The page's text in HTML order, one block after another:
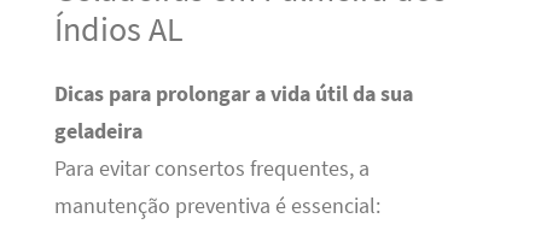
Índios AL
Dicas para prolongar a vida útil da sua
geladeira
Para evitar consertos frequentes, a
manutenção preventiva é essencial: